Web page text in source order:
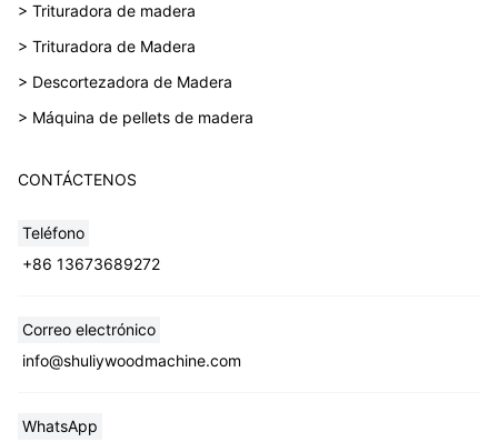
> Trituradora de madera
> Trituradora de Madera
> Descortezadora de Madera
> Máquina de pellets de madera
CONTÁCTENOS
Teléfono
+86 13673689272
Correo electrónico
info@shuliywoodmachine.com
WhatsApp